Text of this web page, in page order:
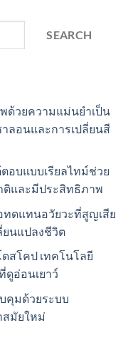
SEARCH
ด้วยความแม่นยำเป็น
ลอนและการเปลี่ยนสี
อบแบบเรียลไทม์ช่วย
ติและมีประสิทธิภาพ
ทดแทนอวัยวะที่สูญเสีย
ยนแปลงชีวิต
สโคป เทคโนโลยี
อ่อนเยาว์
คุมด้วยระบบ
สมัยใหม่